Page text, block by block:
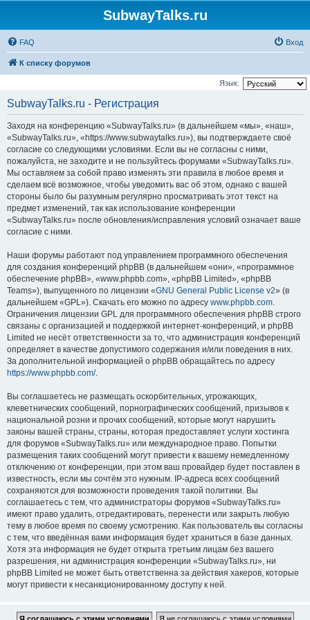
SubwayTalks.ru
FAQ Вход
К списку форумов
Язык:
SubwayTalks.ru - Регистрация
Заходя на конференцию «SubwayTalks.ru» (в дальнейшем «мы», «наш»,
«SubwayTalks.ru», «https://www.subwaytalks.ru»), вы подтверждаете своё
согласие со следующими условиями. Если вы не согласны с ними,
пожалуйста, не заходите и не пользуйтесь форумами «SubwayTalks.ru».
Мы оставляем за собой право изменять эти правила в любое время и
сделаем всё возможное, чтобы уведомить вас об этом, однако с вашей
стороны было бы разумным регулярно просматривать этот текст на
предмет изменений, так как использование конференции
«SubwayTalks.ru» после обновления/исправления условий означает ваше
согласие с ними.
Наши форумы работают под управлением программного обеспечения
для создания конференций phpBB (в дальнейшем «они», «программное
обеспечение phpBB», «www.phpbb.com», «phpBB Limited», «phpBB
Teams»), выпущенного по лицензии «GNU General Public License v2» (в
дальнейшем «GPL»). Скачать его можно по адресу www.phpbb.com.
Ограничения лицензии GPL для программного обеспечения phpBB строго
связаны с организацией и поддержкой интернет-конференций, и phpBB
Limited не несёт ответственности за то, что администрация конференций
определяет в качестве допустимого содержания и/или поведения в них.
За дополнительной информацией о phpBB обращайтесь по адресу
https://www.phpbb.com/.
Вы соглашаетесь не размещать оскорбительных, угрожающих,
клеветнических сообщений, порнографических сообщений, призывов к
национальной розни и прочих сообщений, которые могут нарушить
законы вашей страны, страны, которая предоставляет услуги хостинга
для форумов «SubwayTalks.ru» или международное право. Попытки
размещения таких сообщений могут привести к вашему немедленному
отключению от конференции, при этом ваш провайдер будет поставлен в
известность, если мы сочтём это нужным. IP-адреса всех сообщений
сохраняются для возможности проведения такой политики. Вы
соглашаетесь с тем, что администраторы форумов «SubwayTalks.ru»
имеют право удалить, отредактировать, перенести или закрыть любую
тему в любое время по своему усмотрению. Как пользователь вы согласны
с тем, что введённая вами информация будет храниться в базе данных.
Хотя эта информация не будет открыта третьим лицам без вашего
разрешения, ни администрация конференции «SubwayTalks.ru», ни
phpBB Limited не может быть ответственна за действия хакеров, которые
могут привести к несанкционированному доступу к ней.